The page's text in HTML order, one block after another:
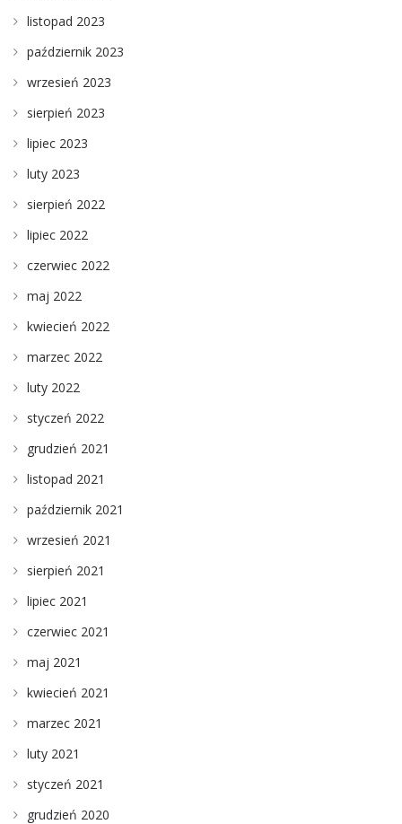
listopad 2023
październik 2023
wrzesień 2023
sierpień 2023
lipiec 2023
luty 2023
sierpień 2022
lipiec 2022
czerwiec 2022
maj 2022
kwiecień 2022
marzec 2022
luty 2022
styczeń 2022
grudzień 2021
listopad 2021
październik 2021
wrzesień 2021
sierpień 2021
lipiec 2021
czerwiec 2021
maj 2021
kwiecień 2021
marzec 2021
luty 2021
styczeń 2021
grudzień 2020